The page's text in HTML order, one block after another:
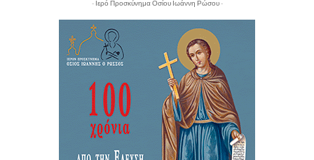
- Ιερό Προσκύνημα Οσίου Ιωάννη Ρώσου -